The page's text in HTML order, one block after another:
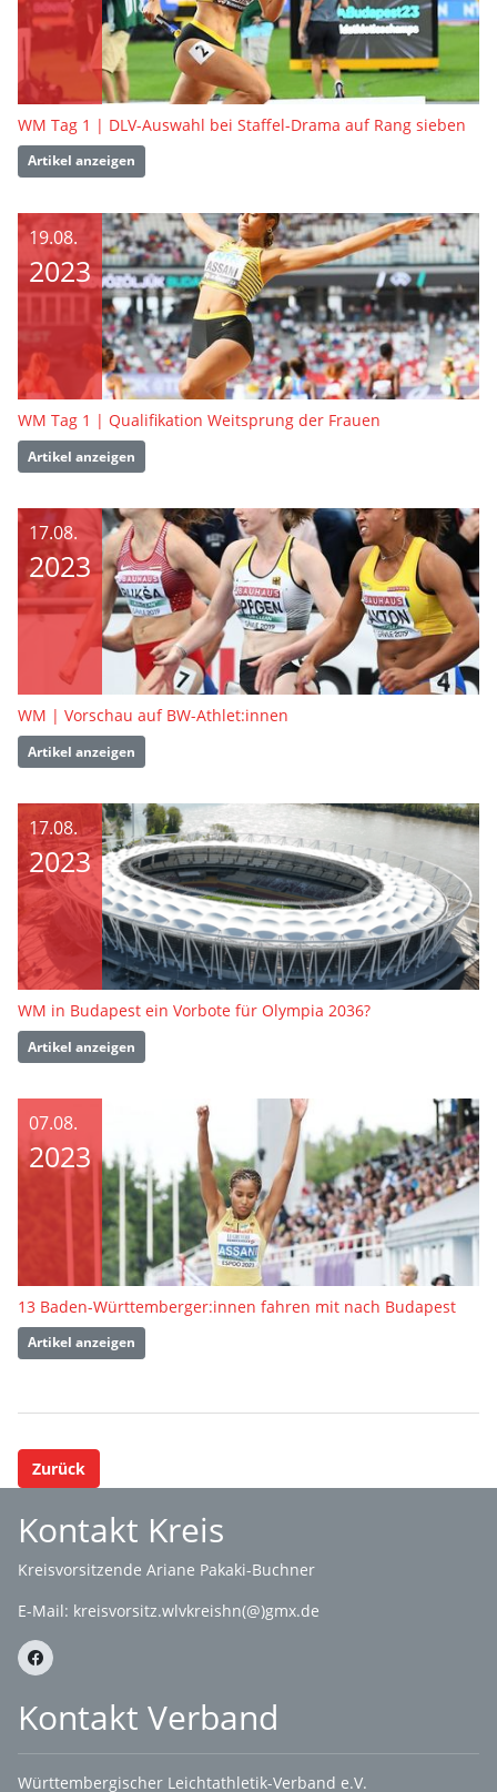
WM Tag 1 | DLV-Auswahl bei Staffel-Drama auf Rang sieben
Artikel anzeigen
19.08.
2023
WM Tag 1 | Qualifikation Weitsprung der Frauen
Artikel anzeigen
17.08.
2023
WM | Vorschau auf BW-Athlet:innen
Artikel anzeigen
17.08.
2023
WM in Budapest ein Vorbote für Olympia 2036?
Artikel anzeigen
07.08.
2023
13 Baden-Württemberger:innen fahren mit nach Budapest
Artikel anzeigen
Zurück
Kontakt Kreis
Kreisvorsitzende Ariane Pakaki-Buchner
E-Mail: kreisvorsitz.wlvkreishn(@)gmx.de
Kontakt Verband
Württembergischer Leichtathletik-Verband e.V.